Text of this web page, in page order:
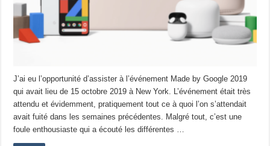
J’ai eu l’opportunité d’assister à l’événement Made by Google 2019
qui avait lieu de 15 octobre 2019 à New York. L’événement était très
attendu et évidemment, pratiquement tout ce à quoi l’on s’attendait
avait fuité dans les semaines précédentes. Malgré tout, c’est une
foule enthousiaste qui a écouté les différentes …